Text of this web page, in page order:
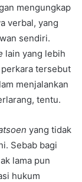
mengungkap
verbal, yang
sendiri.
lain yang lebih
tersebut
menjalankan
tentu.
yang tidak
Sebab bagi
lama pun
hukum